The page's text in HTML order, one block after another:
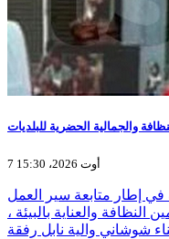
7 أوت 2026، 15:30
في إطار متابعة سير العمل
النظافة والعناية بالبيئة ،